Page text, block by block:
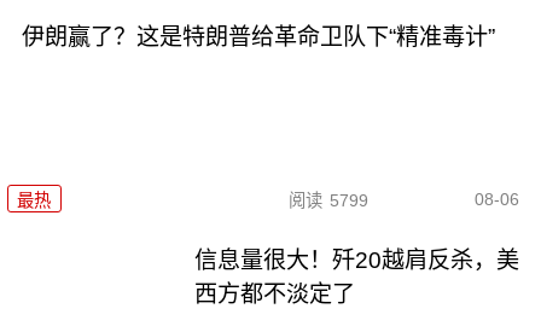
伊朗赢了？这是特朗普给革命卫队下“精准毒计”
最热 阅读 5799 08-06
信息量很大！歼20越肩反杀，美
西方都不淡定了